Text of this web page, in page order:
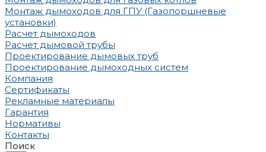
Монтаж дымоходов для ГПУ (Газопоршневые
установки)
Расчет дымоходов
Расчет дымовой трубы
Проектирование дымовых труб
Проектирование дымоходных систем
Компания
Сертификаты
Рекламные материалы
Гарантия
Нормативы
Контакты
Поиск